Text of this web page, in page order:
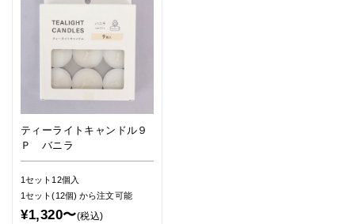
ティーライトキャンドル９
Ｐ バニラ
1セット12個入
1セット(12個)から注文可能
¥1,320〜(税込)